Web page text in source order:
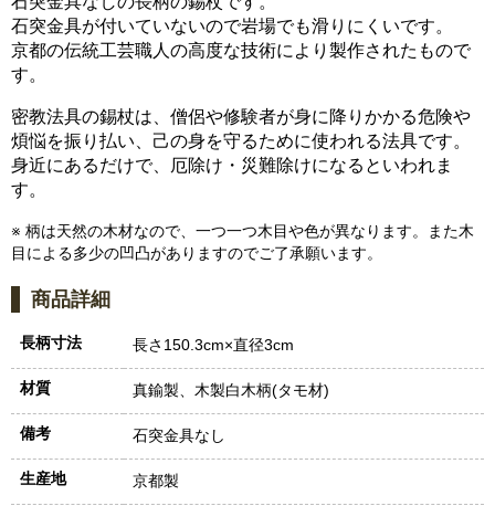
石突金具が付いていないので岩場でも滑りにくいです。
京都の伝統工芸職人の高度な技術により製作されたもので
す。
密教法具の錫杖は、僧侶や修験者が身に降りかかる危険や
煩悩を振り払い、己の身を守るために使われる法具です。
身近にあるだけで、厄除け・災難除けになるといわれま
す。
※ 柄は天然の木材なので、一つ一つ木目や色が異なります。また木
目による多少の凹凸がありますのでご了承願います。
商品詳細
長柄寸法 長さ150.3cm×直径3cm
材質 真鍮製、木製白木柄(タモ材)
備考 石突金具なし
生産地 京都製